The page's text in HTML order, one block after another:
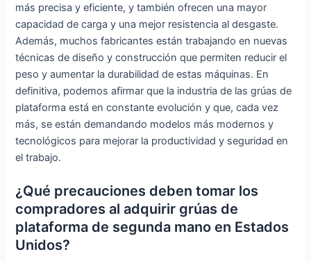
más precisa y eficiente, y también ofrecen una mayor
capacidad de carga y una mejor resistencia al desgaste.
Además, muchos fabricantes están trabajando en nuevas
técnicas de diseño y construcción que permiten reducir el
peso y aumentar la durabilidad de estas máquinas. En
definitiva, podemos afirmar que la industria de las grúas de
plataforma está en constante evolución y que, cada vez
más, se están demandando modelos más modernos y
tecnológicos para mejorar la productividad y seguridad en
el trabajo.
¿Qué precauciones deben tomar los
compradores al adquirir grúas de
plataforma de segunda mano en Estados
Unidos?